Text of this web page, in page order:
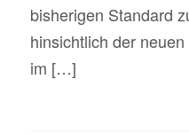
bisherigen Standard
hinsichtlich der
im […]